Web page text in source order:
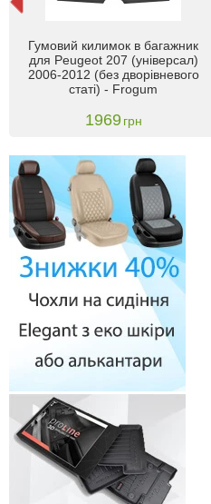
Гумовий килимок в багажник
для Peugeot 207 (універсал)
2006-2012 (без дворівневого
статі) - Frogum
1969 грн